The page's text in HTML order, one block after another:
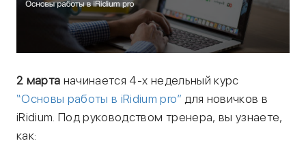
2 марта начинается 4-х недельный курс
“Основы работы в iRidium pro” для новичков в
iRidium. Под руководством тренера, вы узнаете,
как: